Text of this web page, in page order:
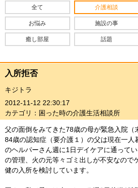
全て 介護相談
お悩み 施設の事
癒し部屋 話題
入所拒否
キジトラ
2012-11-12 22:30:17
カテゴリ：困った時の介護生活相談所
父の面倒をみてきた78歳の母が緊急入院（
84歳の認知症（要介護１）の父は現在一人
のヘルパーさん週に1日デイケアに通って
の管理、火の元等々ゴミ出しが不安なので
健の入所を検討しています。